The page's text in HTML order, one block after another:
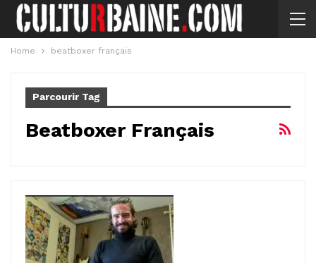
Home beatboxer français
Parcourir Tag
Beatboxer Français